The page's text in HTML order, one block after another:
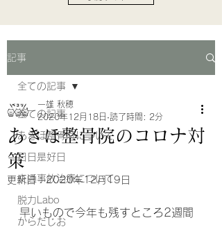
記事
全ての記事
あきほ整骨院について
日日是好日
交通事故治療について
脱力Labo
からだじお
全ての記事
あきほ整骨院のコロナ対
策
一雄 秋穂
2020年12月18日 読了時間: 2分
更新日：2020年12月19日
早いもので今年も残すところ2週間